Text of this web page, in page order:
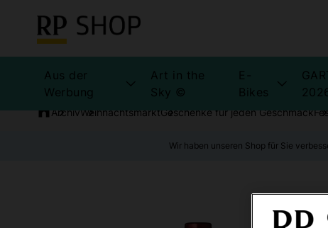
Aus der
Werbung
Art in the
Sky ©
E-
Bikes
ArchivWeihnachtsmarktGeschenke für jeden Geschmack
Wir haben unseren Shop für Sie